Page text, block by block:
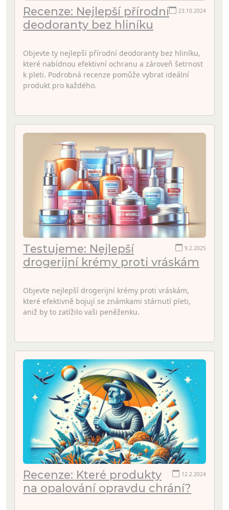
23.10.2024
Recenze: Nejlepší přírodní
deodoranty bez hliníku
Objevte ty nejlepší přírodní deodoranty bez hliníku,
které nabídnou efektivní ochranu a zároveň šetrnost
k pleti. Podrobná recenze pomůže vybrat ideální
produkt pro každého.
9.2.2025
Testujeme: Nejlepší
drogerijní krémy proti vráskám
Objevte nejlepší drogerijní krémy proti vráskám,
které efektivně bojují se známkami stárnutí pleti,
aniž by to zatížilo vaši peněženku.
12.2.2024
Recenze: Které produkty
na opalování opravdu chrání?